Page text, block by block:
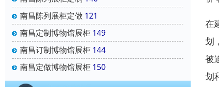
南昌陈列展柜定做 121
南昌定制博物馆展柜 149
南昌订制博物馆展柜 144
南昌定做博物馆展柜 150
在
划
被
划